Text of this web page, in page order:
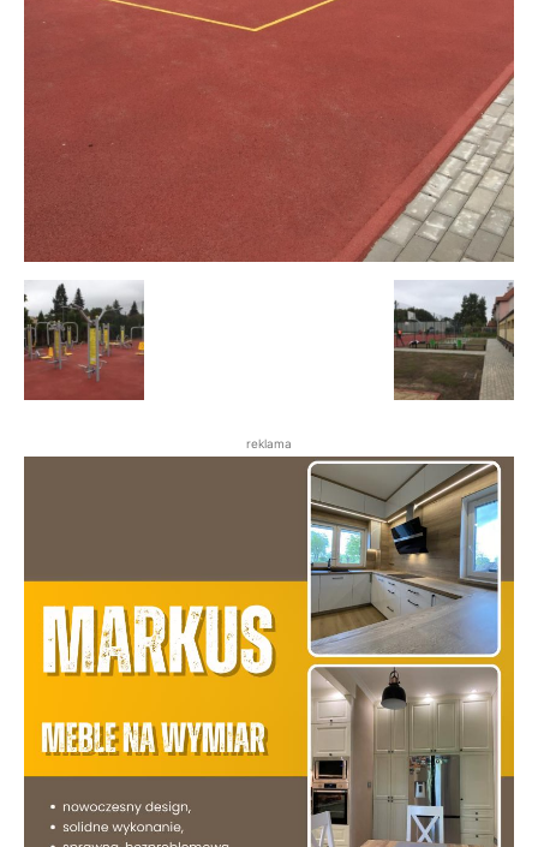
reklama